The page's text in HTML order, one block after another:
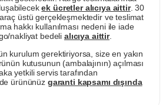
ek ücretler alıcıya aittir. 30
üstü gerçekleşmektedir ve teslimat
hakkı kullanılması nedeni ile iade
nakliyat bedeli alıcıya aittir.
kurulum gerektiriyorsa, size en yakın
kutusunun (ambalajının) açılması
yetkili servis tarafından
ürününüz garanti kapsamı dışında